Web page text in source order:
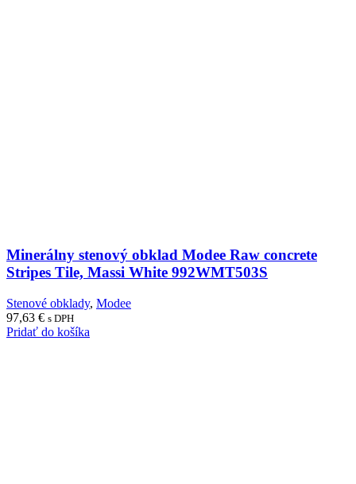
Minerálny stenový obklad Modee Raw concrete
Stripes Tile, Massi White 992WMT503S
Stenové obklady, Modee
97,63 € s DPH
Pridať do košíka